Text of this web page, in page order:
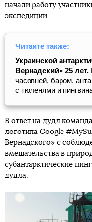
начали работу
экспедиции.
Читайте также:
Украинской
Вернадский» 25 лет.
часовней, баром,
с тюленями и
В ответ на дудл
логотипа Google
Вернадского» с
вмешательства в
субантарктические
дудла.